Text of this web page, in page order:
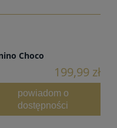
Choco
199,99 zł
powiadom o
dostępności